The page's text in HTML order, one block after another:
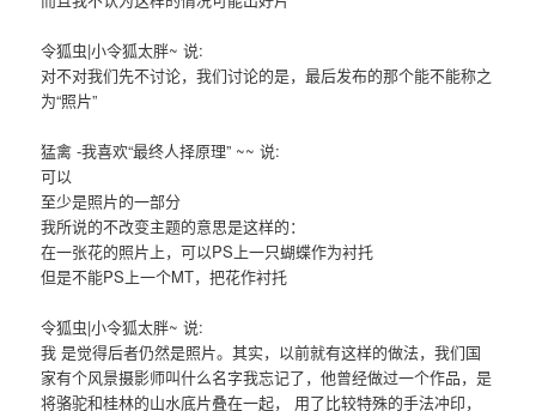
令狐虫|小令狐太胖~ 说:
对不对我们先不讨论，我们讨论的是，最后发布的那个能不能称之
为“照片”
猛禽 -我喜欢“最终人择原理” ~~ 说:
可以
至少是照片的一部分
我所说的不改变主题的意思是这样的：
在一张花的照片上，可以PS上一只蝴蝶作为衬托
但是不能PS上一个MT，把花作衬托
令狐虫|小令狐太胖~ 说:
我 是觉得后者仍然是照片。其实，以前就有这样的做法，我们国
家有个风景摄影师叫什么名字我忘记了，他曾经做过一个作品，是
将骆驼和桂林的山水底片叠在一起， 用了比较特殊的手法冲印，